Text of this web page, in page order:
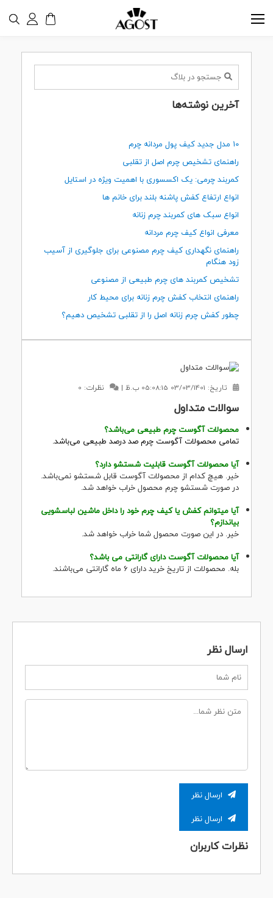
تاریخ: 03/03/1401 05:08:15 ب.ظ | نظرات: 0
سوالات متداول
محصولات آگوست چرم طبیعی می‌باشد؟
تمامی محصولات آگوست چرم صد درصد طبیعی می‌باشد.
آیا محصولات آگوست قابلیت شستشو دارد؟
خیر. هیچ کدام از محصولات آگوست قابل شستشو نمی‌باشد.
در صورت شستشو چرم محصول خراب خواهد شد.
آیا میتوانم کفش یا کیف چرم خود را داخل ماشین لباسشویی
بیاندازم؟
خیر. در این صورت محصول شما خراب خواهد شد.
آیا محصولات آگوست دارای گارانتی می باشد؟
بله. محصولات از تاریخ خرید دارای 6 ماه گارانتی می‌باشند.
آخرین نوشته‌ها
10 مدل جدید کیف پول مردانه چرم
راهنمای تشخیص چرم اصل از تقلبی
کمربند چرمی: یک اکسسوری با اهمیت ویژه در استایل
انواع ارتفاع کفش پاشنه بلند برای خانم ها
انواع سبک های کمربند چرم زنانه
معرفی انواع کیف چرم مردانه
راهنمای نگهداری کیف چرم مصنوعی برای جلوگیری از آسیب
زود هنگام
تشخیص کمربند های چرم طبیعی از مصنوعی
راهنمای انتخاب کفش چرم زنانه برای محیط کار
چطور کفش چرم زنانه اصل را از تقلبی تشخیص دهیم؟
ارسال نظر
ارسال نظر
ارسال نظر
نظرات کاربران